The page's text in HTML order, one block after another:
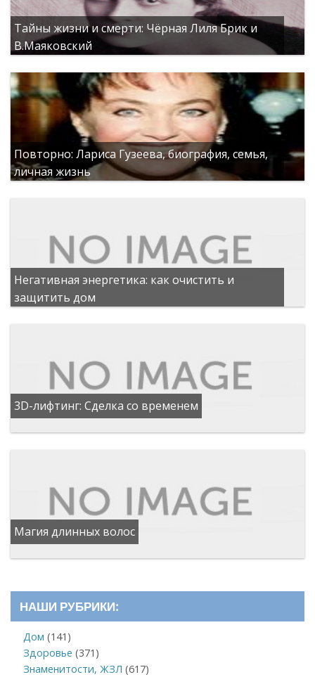
Тайны жизни и смерти: Чёрная Лиля Брик и
В.Маяковский
Повторно: Лариса Гузеева, биография, семья,
личная жизнь
Негативная энергетика: как очистить и
защитить дом
3D-лифтинг: Сделка со временем
Магия длинных волос
НАШИ РУБРИКИ:
Дом (141)
Здоровье (371)
Знаменитости, ЖЗЛ (617)